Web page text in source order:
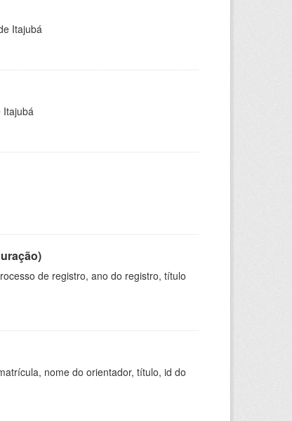
Itajubá
Itajubá
de registro, ano do registro, título
nome do orientador, título, id do